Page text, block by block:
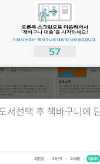
서선택 후 책바구니에